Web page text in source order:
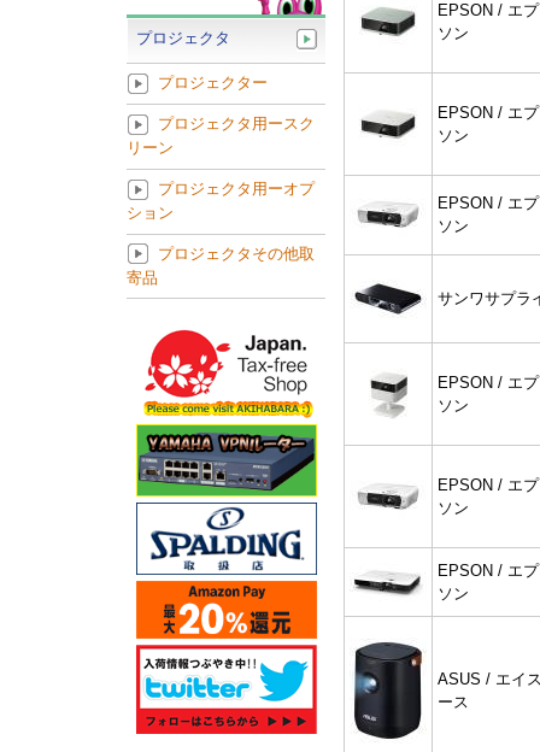
EPSON / エプ
ソン
EPSON / エプ
ソン
EPSON / エプ
ソン
サンワサプラ
EPSON / エプ
ソン
EPSON / エプ
ソン
EPSON / エプ
ソン
ASUS / エイ
ース
プロジェクタ
プロジェクター
プロジェクタ用ースク
リーン
プロジェクタ用ーオプ
ション
プロジェクタその他取
寄品